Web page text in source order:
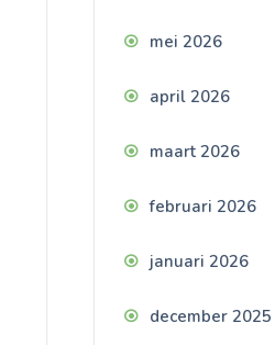
mei 2026
april 2026
maart 2026
februari 2026
januari 2026
december 2025